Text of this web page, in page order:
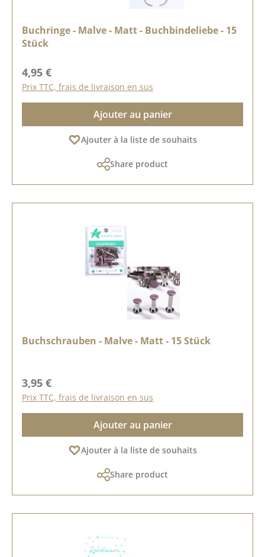
Buchringe - Malve - Matt - Buchbindeliebe - 15
Stück
Prix régulier :
4,95 €
Prix TTC, frais de livraison en sus
Ajouter au panier
Ajouter à la liste de souhaits
Share product
Buchschrauben - Malve - Matt - 15 Stück
Prix régulier :
3,95 €
Prix TTC, frais de livraison en sus
Ajouter au panier
Ajouter à la liste de souhaits
Share product